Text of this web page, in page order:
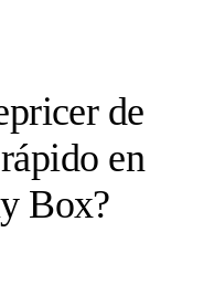
de
en
Box?